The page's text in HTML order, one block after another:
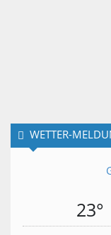
WETTER-
23°